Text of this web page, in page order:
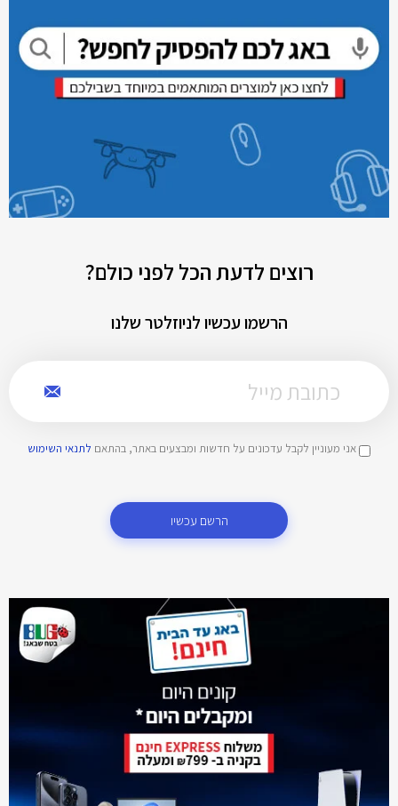
רוצים לדעת הכל לפני כולם?
הרשמו עכשיו לניוזלטר שלנו
אני מעוניין לקבל עדכונים על חדשות ומבצעים באתר, בהתאם לתנאי השימוש
הרשם עכשיו